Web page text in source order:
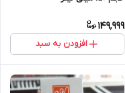
149,999
افزودن به سبد